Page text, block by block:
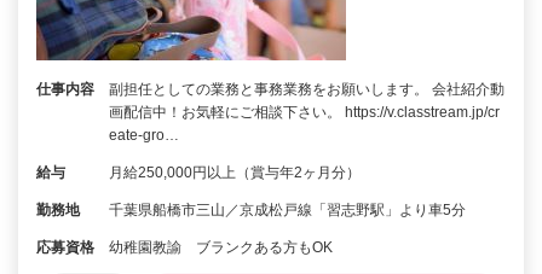
仕事内容
副担任としての業務と事務業務をお願いします。 会社紹介動
画配信中！お気軽にご相談下さい。 https://v.classtream.jp/cr
eate-gro…
給与 月給250,000円以上（賞与年2ヶ月分）
勤務地 千葉県船橋市三山／京成松戸線「習志野駅」より車5分
応募資格 幼稚園教諭 ブランクある方もOK